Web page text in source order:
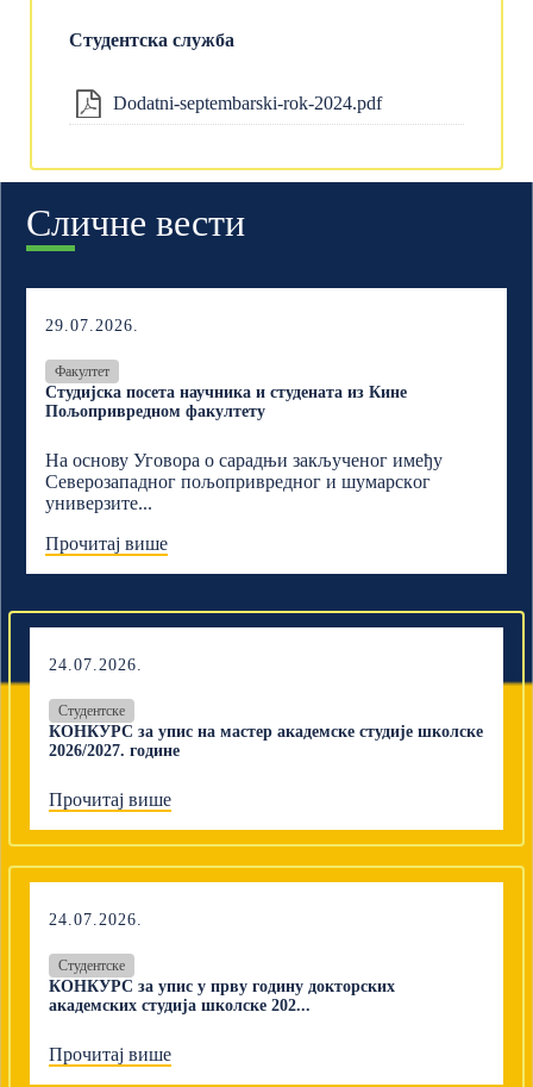
Студентска служба
Dodatni-septembarski-rok-2024.pdf
Сличне вести
29.07.2026.
Факултет
Студијска посета научника и студената из Кине
Пољопривредном факултету
На основу Уговора о сарадњи закљученог имеђу
Северозападног пољопривредног и шумарскoг
универзите...
Прочитај више
24.07.2026.
Студентске
КОНКУРС за упис на мастер академске студије школске
2026/2027. године
Прочитај више
24.07.2026.
Студентске
КОНКУРС за упис у прву годину докторских
академских студија школске 202...
Прочитај више